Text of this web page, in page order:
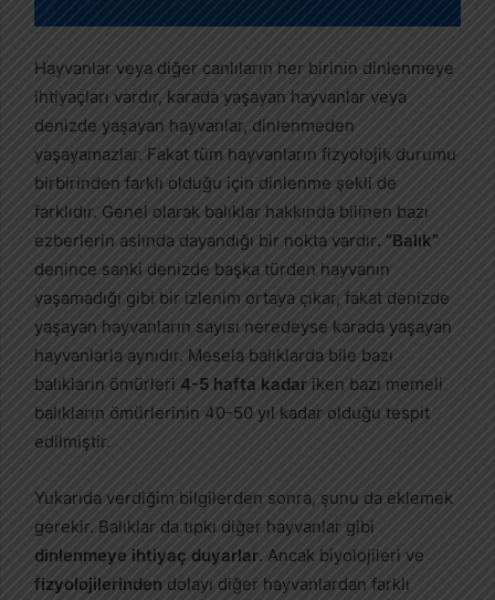
Hayvanlar veya diğer canlıların her birinin dinlenmeye
ihtiyaçları vardır, karada yaşayan hayvanlar veya
denizde yaşayan hayvanlar, dinlenmeden
yaşayamazlar. Fakat tüm hayvanların fizyolojik durumu
birbirinden farklı olduğu için dinlenme şekli de
farklıdır. Genel olarak balıklar hakkında bilinen bazı
ezberlerin aslında dayandığı bir nokta vardır. “Balık”
denince sanki denizde başka türden hayvanın
yaşamadığı gibi bir izlenim ortaya çıkar, fakat denizde
yaşayan hayvanların sayısı neredeyse karada yaşayan
hayvanlarla aynıdır. Mesela balıklarda bile bazı
balıkların ömürleri 4-5 hafta kadar iken bazı memeli
balıkların ömürlerinin 40-50 yıl kadar olduğu tespit
edilmiştir.
Yukarıda verdiğim bilgilerden sonra, şunu da eklemek
gerekir. Balıklar da tıpkı diğer hayvanlar gibi
dinlenmeye ihtiyaç duyarlar. Ancak biyolojileri ve
fizyolojilerinden dolayı diğer hayvanlardan farklı